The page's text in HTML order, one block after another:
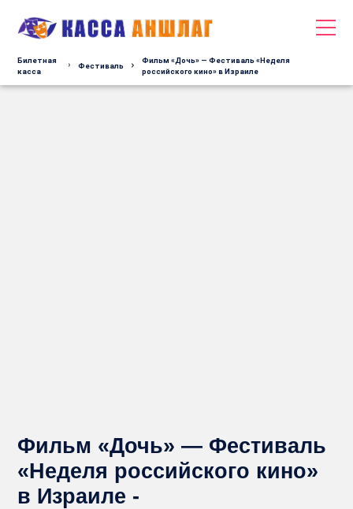
Билетная
касса
Фестиваль
Фильм «Дочь» — Фестиваль «Неделя
российского кино» в Израиле
Фильм «Дочь» — Фестиваль
«Неделя российского кино»
в Израиле -